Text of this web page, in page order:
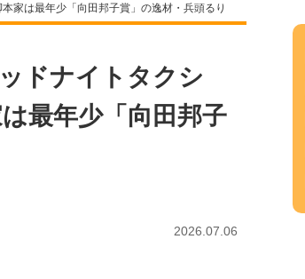
家は最年少「向田邦子賞」の逸材・兵頭るり
ドナイトタクシ
最年少「向田邦子
2026.07.06